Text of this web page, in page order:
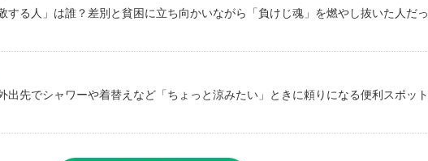
する人」は誰？差別と貧困に立ち向かいながら「負けじ魂」を燃やし抜いた人だっ
出先でシャワーや着替えなど「ちょっと涼みたい」ときに頼りになる便利スポット